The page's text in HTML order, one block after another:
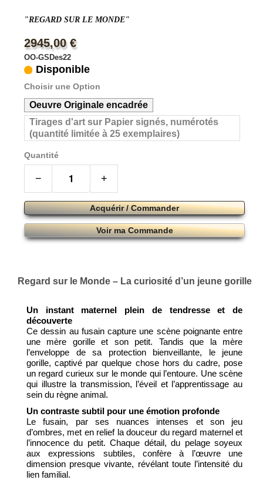
"REGARD SUR LE MONDE"
2945,00 €
OO-GSDes22
Disponible
Choisir une Option
Oeuvre Originale encadrée
Tirages d'art sur Papier signés, numérotés
(quantité limitée à 25 exemplaires)
Quantité
− +
Acquérir / Commander
Voir ma Commande
Regard sur le Monde – La curiosité d’un jeune gorille
Un instant maternel plein de tendresse et de
découverte
Ce dessin au fusain capture une scène poignante entre
une mère gorille et son petit. Tandis que la mère
l’enveloppe de sa protection bienveillante, le jeune
gorille, captivé par quelque chose hors du cadre, pose
un regard curieux sur le monde qui l’entoure. Une scène
qui illustre la transmission, l’éveil et l’apprentissage au
sein du règne animal.
Un contraste subtil pour une émotion profonde
Le fusain, par ses nuances intenses et son jeu
d’ombres, met en relief la douceur du regard maternel et
l’innocence du petit. Chaque détail, du pelage soyeux
aux expressions subtiles, confère à l’œuvre une
dimension presque vivante, révélant toute l’intensité du
lien familial.